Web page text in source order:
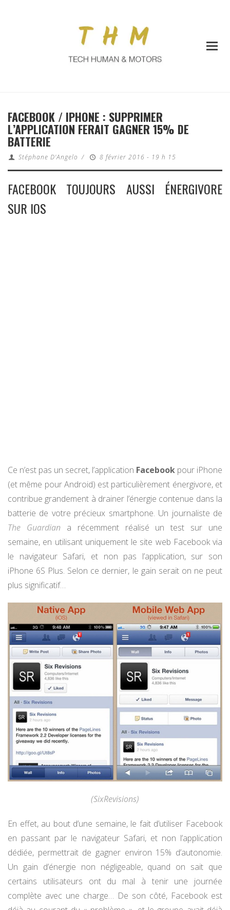
FACEBOOK / IPHONE : SUPPRIMER
L’APPLICATION FERAIT GAGNER 15% DE
BATTERIE
Stéphane D'Angelo / 8 février 2016 - 19 h 15
FACEBOOK TOUJOURS AUSSI ÉNERGIVORE
SUR IOS
Ce n’est pas un secret, l’application Facebook pour iPhone
(et même pour Android) est particulièrement énergivore, et
contribue grandement à drainer l’énergie contenue dans la
batterie de votre précieux smartphone. Un journaliste de
The Guardiana récemment réalisé un test sur une
semaine, en utilisant uniquement le site web Facebook via
le navigateur Safari, et non pas l’application, sur son
iPhone 6S Plus. Selon ce dernier, le gain serait on ne peut
plus significatif…
(SixRevisions)
En effet, au bout d’une semaine, le fait d’utiliser Facebook
en passant par le navigateur Safari, et non l’application
dédiée, permettrait de gagner environ 15% d’autonomie.
Un gain d’énergie non négligeable, quand on sait que
certains utilisateurs ont du mal à tenir une journée
complète avec une charge… De son côté, Facebook est